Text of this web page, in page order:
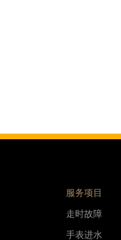
前预约）
服务项目
走时故障
手表进水